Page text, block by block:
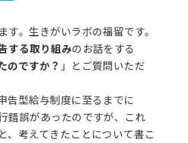
す。生きがいラボの福留です。
する取り組みのお話をする
のですか？ 」とご質問いただ
告型給与制度に至るまでに
錯誤があったのですが、これ
、考えてきたことについて書こ